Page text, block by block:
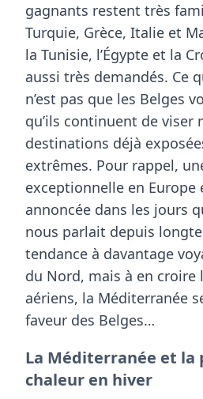
gagnants restent très
Turquie, Grèce, Italie et
la Tunisie, l’Égypte et la
aussi très demandés. Ce
n’est pas que les Belges
qu’ils continuent de viser
destinations déjà
extrêmes. Pour rappel,
exceptionnelle en Europe
annoncée dans les jours
nous parlait depuis
tendance à davantage
du Nord, mais à en croire
aériens, la Méditerranée
faveur des Belges…
La Méditerranée et la
chaleur en hiver